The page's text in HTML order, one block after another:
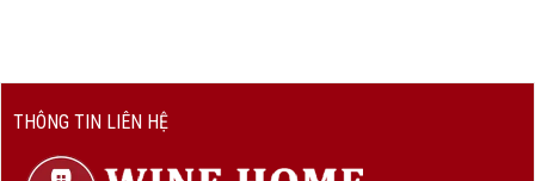
chua cao, lưu trữ bền vững
Nồng
13.5%
THÔNG TIN LIÊN HỆ